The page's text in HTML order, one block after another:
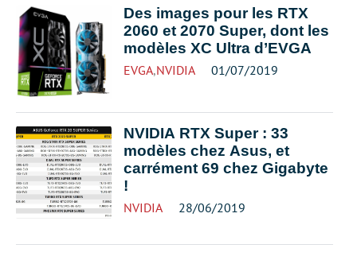
Des images pour les RTX
2060 et 2070 Super, dont les
modèles XC Ultra d’EVGA
EVGA,NVIDIA 01/07/2019
NVIDIA RTX Super : 33
modèles chez Asus, et
carrément 69 chez Gigabyte
!
NVIDIA 28/06/2019